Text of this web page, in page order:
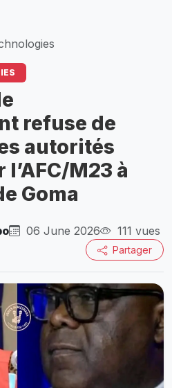
refuse de
autorités
M23 à
Goma
06 June 2026 111 vues
Partager